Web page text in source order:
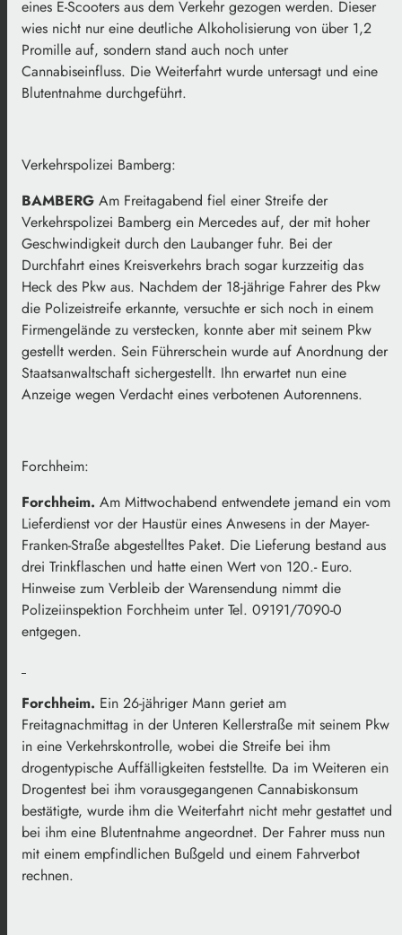
eines E-Scooters aus dem Verkehr gezogen werden. Dieser
wies nicht nur eine deutliche Alkoholisierung von über 1,2
Promille auf, sondern stand auch noch unter
Cannabiseinfluss. Die Weiterfahrt wurde untersagt und eine
Blutentnahme durchgeführt.
Verkehrspolizei Bamberg:
BAMBERG Am Freitagabend fiel einer Streife der
Verkehrspolizei Bamberg ein Mercedes auf, der mit hoher
Geschwindigkeit durch den Laubanger fuhr. Bei der
Durchfahrt eines Kreisverkehrs brach sogar kurzzeitig das
Heck des Pkw aus. Nachdem der 18-jährige Fahrer des Pkw
die Polizeistreife erkannte, versuchte er sich noch in einem
Firmengelände zu verstecken, konnte aber mit seinem Pkw
gestellt werden. Sein Führerschein wurde auf Anordnung der
Staatsanwaltschaft sichergestellt. Ihn erwartet nun eine
Anzeige wegen Verdacht eines verbotenen Autorennens.
Forchheim:
Forchheim. Am Mittwochabend entwendete jemand ein vom
Lieferdienst vor der Haustür eines Anwesens in der Mayer-
Franken-Straße abgestelltes Paket. Die Lieferung bestand aus
drei Trinkflaschen und hatte einen Wert von 120.- Euro.
Hinweise zum Verbleib der Warensendung nimmt die
Polizeiinspektion Forchheim unter Tel. 09191/7090-0
entgegen.
Forchheim. Ein 26-jähriger Mann geriet am
Freitagnachmittag in der Unteren Kellerstraße mit seinem Pkw
in eine Verkehrskontrolle, wobei die Streife bei ihm
drogentypische Auffälligkeiten feststellte. Da im Weiteren ein
Drogentest bei ihm vorausgegangenen Cannabiskonsum
bestätigte, wurde ihm die Weiterfahrt nicht mehr gestattet und
bei ihm eine Blutentnahme angeordnet. Der Fahrer muss nun
mit einem empfindlichen Bußgeld und einem Fahrverbot
rechnen.